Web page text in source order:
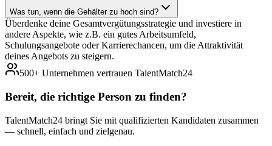
Was tun, wenn die Gehälter zu hoch sind?
Überdenke deine Gesamtvergütungsstrategie und investiere in
andere Aspekte, wie z.B. ein gutes Arbeitsumfeld,
Schulungsangebote oder Karrierechancen, um die Attraktivität
deines Angebots zu steigern.
500+ Unternehmen vertrauen TalentMatch24
Bereit, die richtige Person zu finden?
TalentMatch24 bringt Sie mit qualifizierten Kandidaten zusammen
— schnell, einfach und zielgenau.